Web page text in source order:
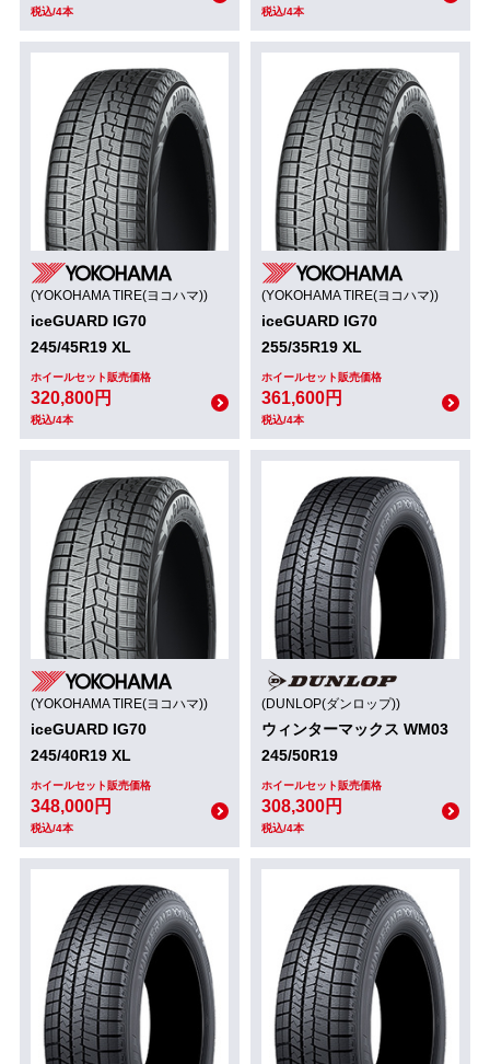
税込/4本 税込/4本
(YOKOHAMA TIRE(ヨコハマ))
iceGUARD IG70
245/45R19 XL
ホイールセット販売価格
320,800円
税込/4本
(YOKOHAMA TIRE(ヨコハマ))
iceGUARD IG70
255/35R19 XL
ホイールセット販売価格
361,600円
税込/4本
(YOKOHAMA TIRE(ヨコハマ))
iceGUARD IG70
245/40R19 XL
ホイールセット販売価格
348,000円
税込/4本
(DUNLOP(ダンロップ))
ウィンターマックス WM03
245/50R19
ホイールセット販売価格
308,300円
税込/4本